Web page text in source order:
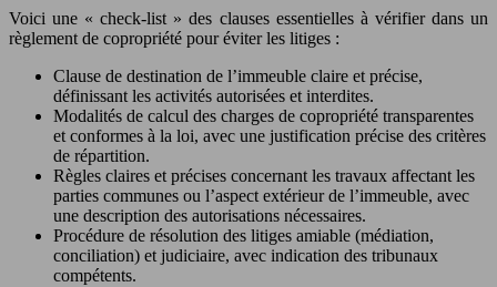
Voici une « check-list » des clauses essentielles à vérifier dans un
règlement de copropriété pour éviter les litiges :
Clause de destination de l’immeuble claire et précise,
définissant les activités autorisées et interdites.
Modalités de calcul des charges de copropriété transparentes
et conformes à la loi, avec une justification précise des critères
de répartition.
Règles claires et précises concernant les travaux affectant les
parties communes ou l’aspect extérieur de l’immeuble, avec
une description des autorisations nécessaires.
Procédure de résolution des litiges amiable (médiation,
conciliation) et judiciaire, avec indication des tribunaux
compétents.